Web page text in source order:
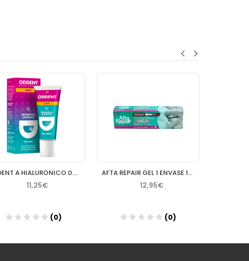
ODDENT A HIALURONICO 0.54 % GEL ORAL BABY 20 ML
11,25€
(0)
AFTA REPAIR GEL 1 ENVASE 15 ML SABOR FRUTOS DEL BOSQUE
12,95€
(0)